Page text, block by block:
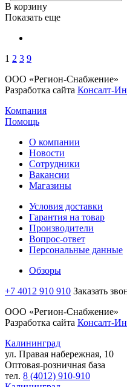
В корзину
Показать еще
1 2 3 9
ООО «Регион-Снабжение»
Разработка сайта Консалт-
Компания
Помощь
О компании
Новости
Сотрудники
Вакансии
Магазины
Условия доставки
Гарантия на товар
Производители
Вопрос-ответ
Персональные данные
Обзоры
+7 4012 910 910 Заказать
ООО «Регион-Снабжение»
Разработка сайта Консалт-
Калининград
ул. Правая набережная, 10
Оптовая-розничная база
тел. 8 (4012) 910-910